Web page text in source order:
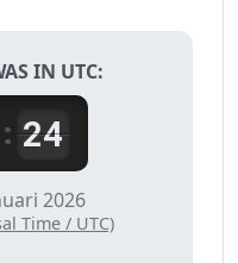
IN UTC:
24
2026
Time / UTC)